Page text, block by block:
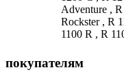
Adventure ,
Rockster , R
1100 R , R
покупателям